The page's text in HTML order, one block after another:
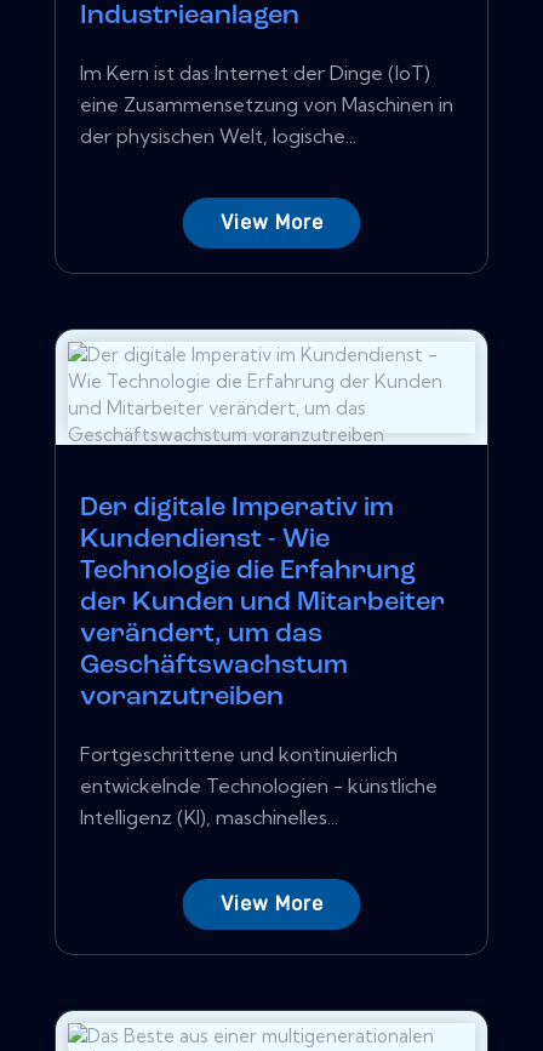
Industrieanlagen
Im Kern ist das Internet der Dinge (IoT)
eine Zusammensetzung von Maschinen in
der physischen Welt, logische...
View More
Der digitale Imperativ im
Kundendienst - Wie
Technologie die Erfahrung
der Kunden und Mitarbeiter
verändert, um das
Geschäftswachstum
voranzutreiben
Fortgeschrittene und kontinuierlich
entwickelnde Technologien - künstliche
Intelligenz (KI), maschinelles...
View More